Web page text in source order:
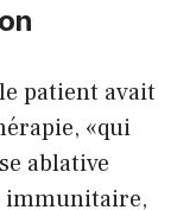
patient avait
«qui
ablative
immunitaire,